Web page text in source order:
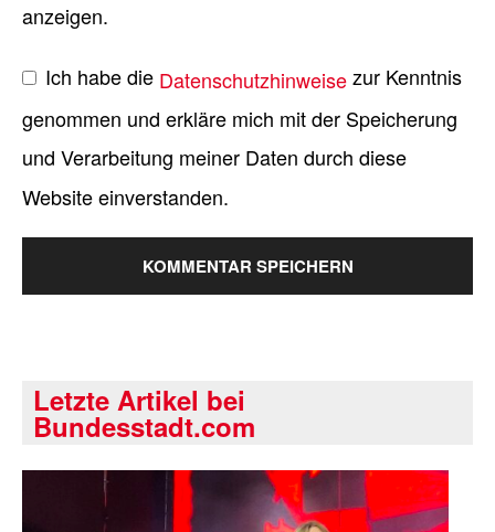
anzeigen.
Ich habe die Datenschutzhinweisezur Kenntnis
genommen und erkläre mich mit der Speicherung
und Verarbeitung meiner Daten durch diese
Website einverstanden.
Letzte Artikel bei
Bundesstadt.com